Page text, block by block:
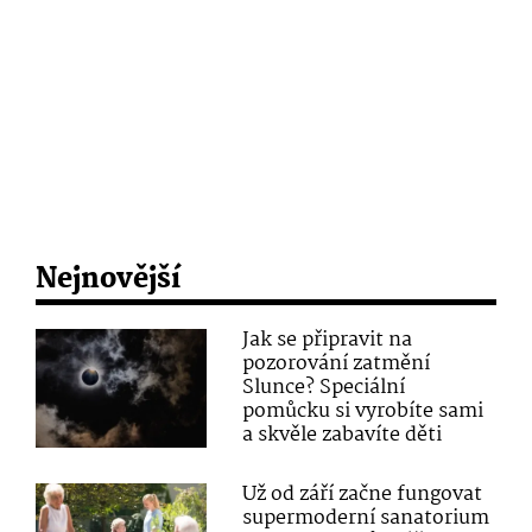
Nejnovější
Jak se připravit na
pozorování zatmění
Slunce? Speciální
pomůcku si vyrobíte sami
a skvěle zabavíte děti
Už od září začne fungovat
supermoderní sanatorium